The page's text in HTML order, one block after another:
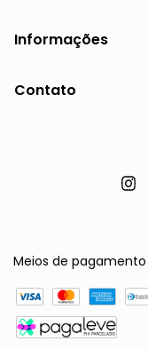
Informações
Contato
Meios de pagamento